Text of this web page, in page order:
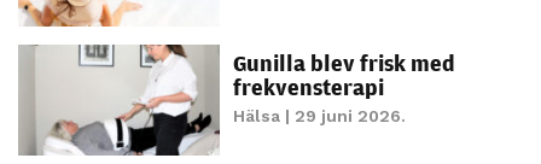
Gunilla blev frisk med
frekvensterapi
Hälsa| 29 juni 2026.